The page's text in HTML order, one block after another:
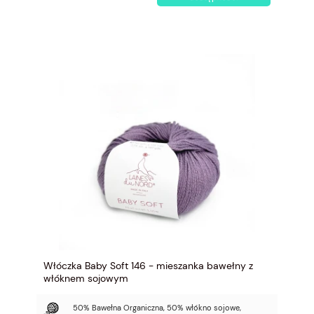
Włóczka Baby Soft 146 - mieszanka bawełny z
włóknem sojowym
50% Bawełna Organiczna, 50% włókno sojowe,